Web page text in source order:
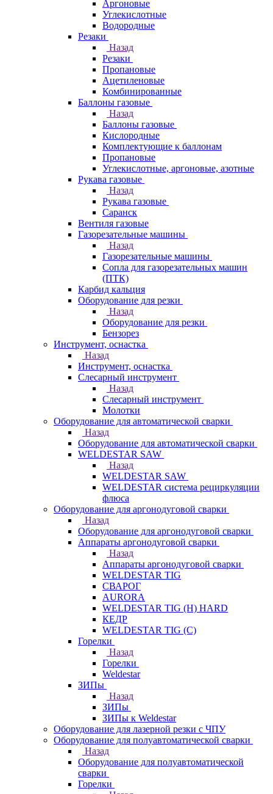
Аргоновые
Углекислотные
Водородные
Резаки
Назад
Резаки
Пропановые
Ацетиленовые
Комбинированные
Баллоны газовые
Назад
Баллоны газовые
Кислородные
Комплектующие к баллонам
Пропановые
Углекислотные, аргоновые, азотные
Рукава газовые
Назад
Рукава газовые
Саранск
Вентиля газовые
Газорезательные машины
Назад
Газорезательные машины
Сопла для газорезательных машин
(ПТК)
Карбид кальция
Оборудование для резки
Назад
Оборудование для резки
Бензорез
Инструмент, оснастка
Назад
Инструмент, оснастка
Слесарный инструмент
Назад
Слесарный инструмент
Молотки
Оборудование для автоматической сварки
Назад
Оборудование для автоматической сварки
WELDESTAR SAW
Назад
WELDESTAR SAW
WELDESTAR система рециркуляции
флюса
Оборудование для аргонодуговой сварки
Назад
Оборудование для аргонодуговой сварки
Аппараты аргонодуговой сварки
Назад
Аппараты аргонодуговой сварки
WELDESTAR TIG
СВАРОГ
AURORA
WELDESTAR TIG (H) HARD
КЕДР
WELDESTAR TIG (С)
Горелки
Назад
Горелки
Weldestar
ЗИПы
Назад
ЗИПы
ЗИПы к Weldestar
Оборудование для лазерной резки с ЧПУ
Оборудование для полуавтоматической сварки
Назад
Оборудование для полуавтоматической
сварки
Горелки